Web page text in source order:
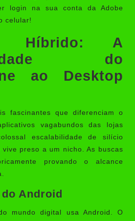
login na sua conta da Adobe
celular!
Híbrido: A
do
ao Desktop
fascinantes que diferenciam o
vagabundos das lojas
escalabilidade de silício
preso a um nicho. As buscas
provando o alcance
Android
mundo digital usa Android. O